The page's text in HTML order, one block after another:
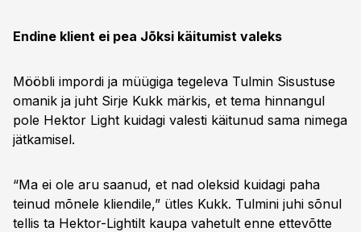
Endine klient ei pea Jõksi käitumist valeks
Mööbli impordi ja müügiga tegeleva Tulmin Sisustuse
omanik ja juht Sirje Kukk märkis, et tema hinnangul
pole Hektor Light kuidagi valesti käitunud sama nimega
jätkamisel.
“Ma ei ole aru saanud, et nad oleksid kuidagi paha
teinud mõnele kliendile,” ütles Kukk. Tulmini juhi sõnul
tellis ta Hektor-Lightilt kaupa vahetult enne ettevõtte